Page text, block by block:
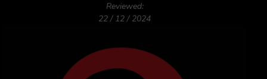
Reviewed:
22 / 12 / 2024